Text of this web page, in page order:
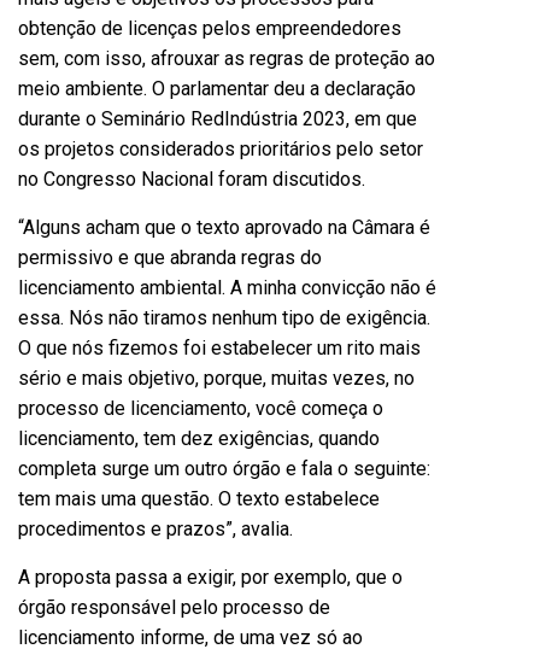
obtenção de licenças pelos empreendedores
sem, com isso, afrouxar as regras de proteção ao
meio ambiente. O parlamentar deu a declaração
durante o Seminário RedIndústria 2023, em que
os projetos considerados prioritários pelo setor
no Congresso Nacional foram discutidos.
“Alguns acham que o texto aprovado na Câmara é
permissivo e que abranda regras do
licenciamento ambiental. A minha convicção não é
essa. Nós não tiramos nenhum tipo de exigência.
O que nós fizemos foi estabelecer um rito mais
sério e mais objetivo, porque, muitas vezes, no
processo de licenciamento, você começa o
licenciamento, tem dez exigências, quando
completa surge um outro órgão e fala o seguinte:
tem mais uma questão. O texto estabelece
procedimentos e prazos”, avalia.
A proposta passa a exigir, por exemplo, que o
órgão responsável pelo processo de
licenciamento informe, de uma vez só ao